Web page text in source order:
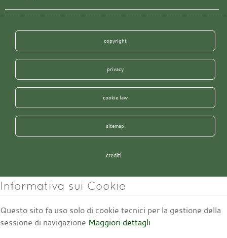
copyright
privacy
cookie law
sitemap
crediti
Informativa sui Cookie
Questo sito fa uso solo di cookie tecnici per la gestione della
sessione di navigazione Maggiori dettagli